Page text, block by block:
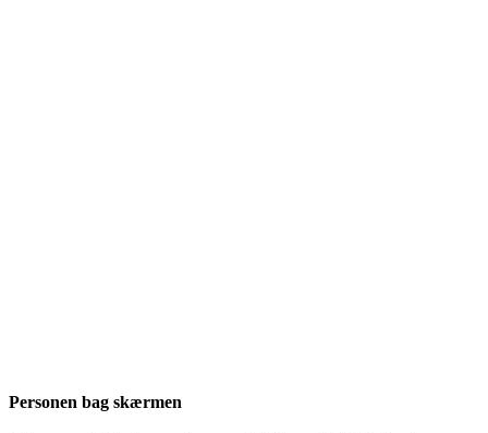
Personen bag skærmen